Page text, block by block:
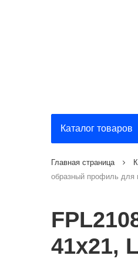
Каталог товаров
Главная страница
образный профиль для
41х21,